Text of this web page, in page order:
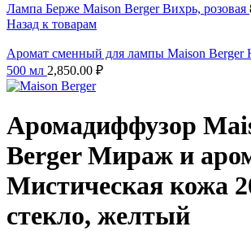
Лампа Берже Maison Berger Вихрь, розовая
Назад к товарам
Аромат сменный для лампы Maison Berger
500 мл 2,850.00 ₽
Аромадиффузор
Berger Мираж и
Мистическая кожа
стекло, желтый